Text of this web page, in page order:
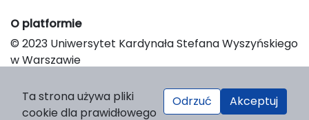
O platformie
© 2023 Uniwersytet Kardynała Stefana Wyszyńskiego
w Warszawie
Platform & Workflow by OJS/PKP
Ta strona używa pliki
cookie dla prawidłowego
Odrzuć Akceptuj